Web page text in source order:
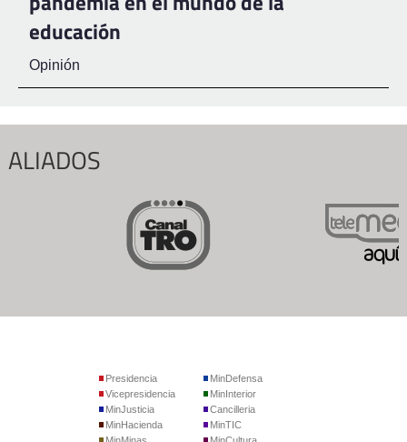
educación
Opinión
ALIADOS
Presidencia
Vicepresidencia
MinJusticia
MinDefensa
MinInterior
Cancilleria
MinHacienda
MinTIC